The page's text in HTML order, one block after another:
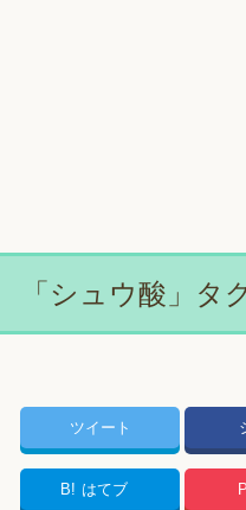
「シュウ酸」タ
ツイート
B! はてブ